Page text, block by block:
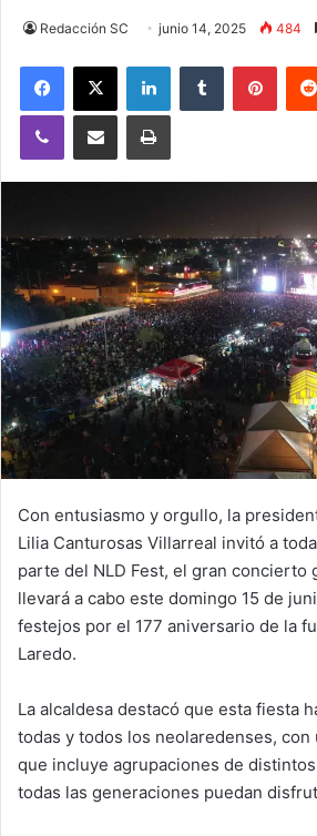
Redacción SC junio 14, 2025 484
Facebook
X LinkedInTumblr
Viber Compartir vía email Imprimir
Con entusiasmo y orgullo, la
Lilia Canturosas Villarreal invitó a
parte del NLD Fest, el gran concierto
llevará a cabo este domingo 15 de
festejos por el 177 aniversario de la
Laredo.
La alcaldesa destacó que esta fiesta
todas y todos los neolaredenses, con
que incluye agrupaciones de
todas las generaciones puedan